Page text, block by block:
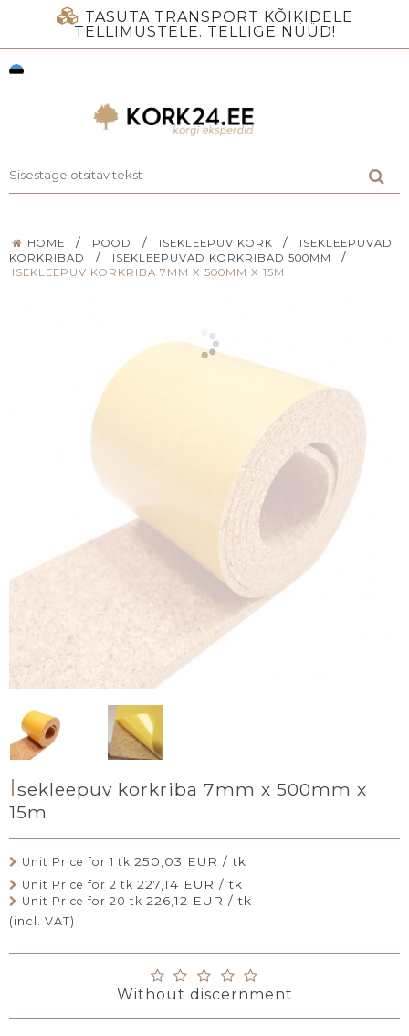
TASUTA TRANSPORT KÕIKIDELE
TELLIMUSTELE. TELLIGE NÜÜD!
HOME / POOD / ISEKLEEPUV KORK /
ISEKLEEPUVAD
KORKRIBAD
/ ISEKLEEPUVAD KORKRIBAD 500MM /
ISEKLEEPUV KORKRIBA 7MM X 500MM X 15M
Isekleepuv korkriba 7mm x 500mm x
15m
Unit Price for 1 tk 250,03 EUR / tk
Unit Price for 2 tk 227,14 EUR / tk
Unit Price for 20 tk 226,12 EUR / tk
(incl. VAT)
Without discernment